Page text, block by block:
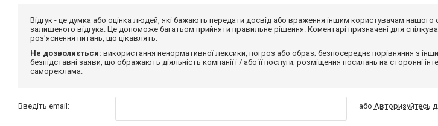
Відгук - це думка або оцінка людей, які бажають передати досвід або враження іншим користувачам
залишеного відгука. Це допоможе багатьом прийняти правильне рішення. Коментарі призначені для
роз'яснення питань, що цікавлять.
Не дозволяється: використання ненормативної лексики, погроз або образ; безпосереднє порівняння з
безпідставні заяви, що ображають діяльність компанії і / або її послуги; розміщення посилань на сторонні
самореклама.
Введіть email: або Авторизуйтесь